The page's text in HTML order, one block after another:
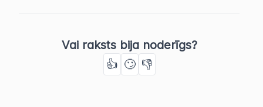
Vai raksts bija noderīgs?
👍 🙄 👎